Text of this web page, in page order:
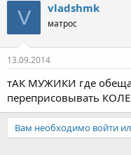
V vladshmk
матрос
13.09.2014
тАК МУЖИКИ где
переприсовывать
Вам необходимо войти